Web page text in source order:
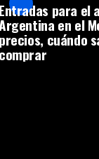
Entradas para el
en el
precios, cuándo
comprar